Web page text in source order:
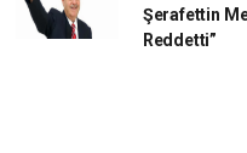
Şerafettin
Reddetti”